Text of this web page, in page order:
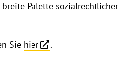
Palette sozialrechtlicher
Sie hier .